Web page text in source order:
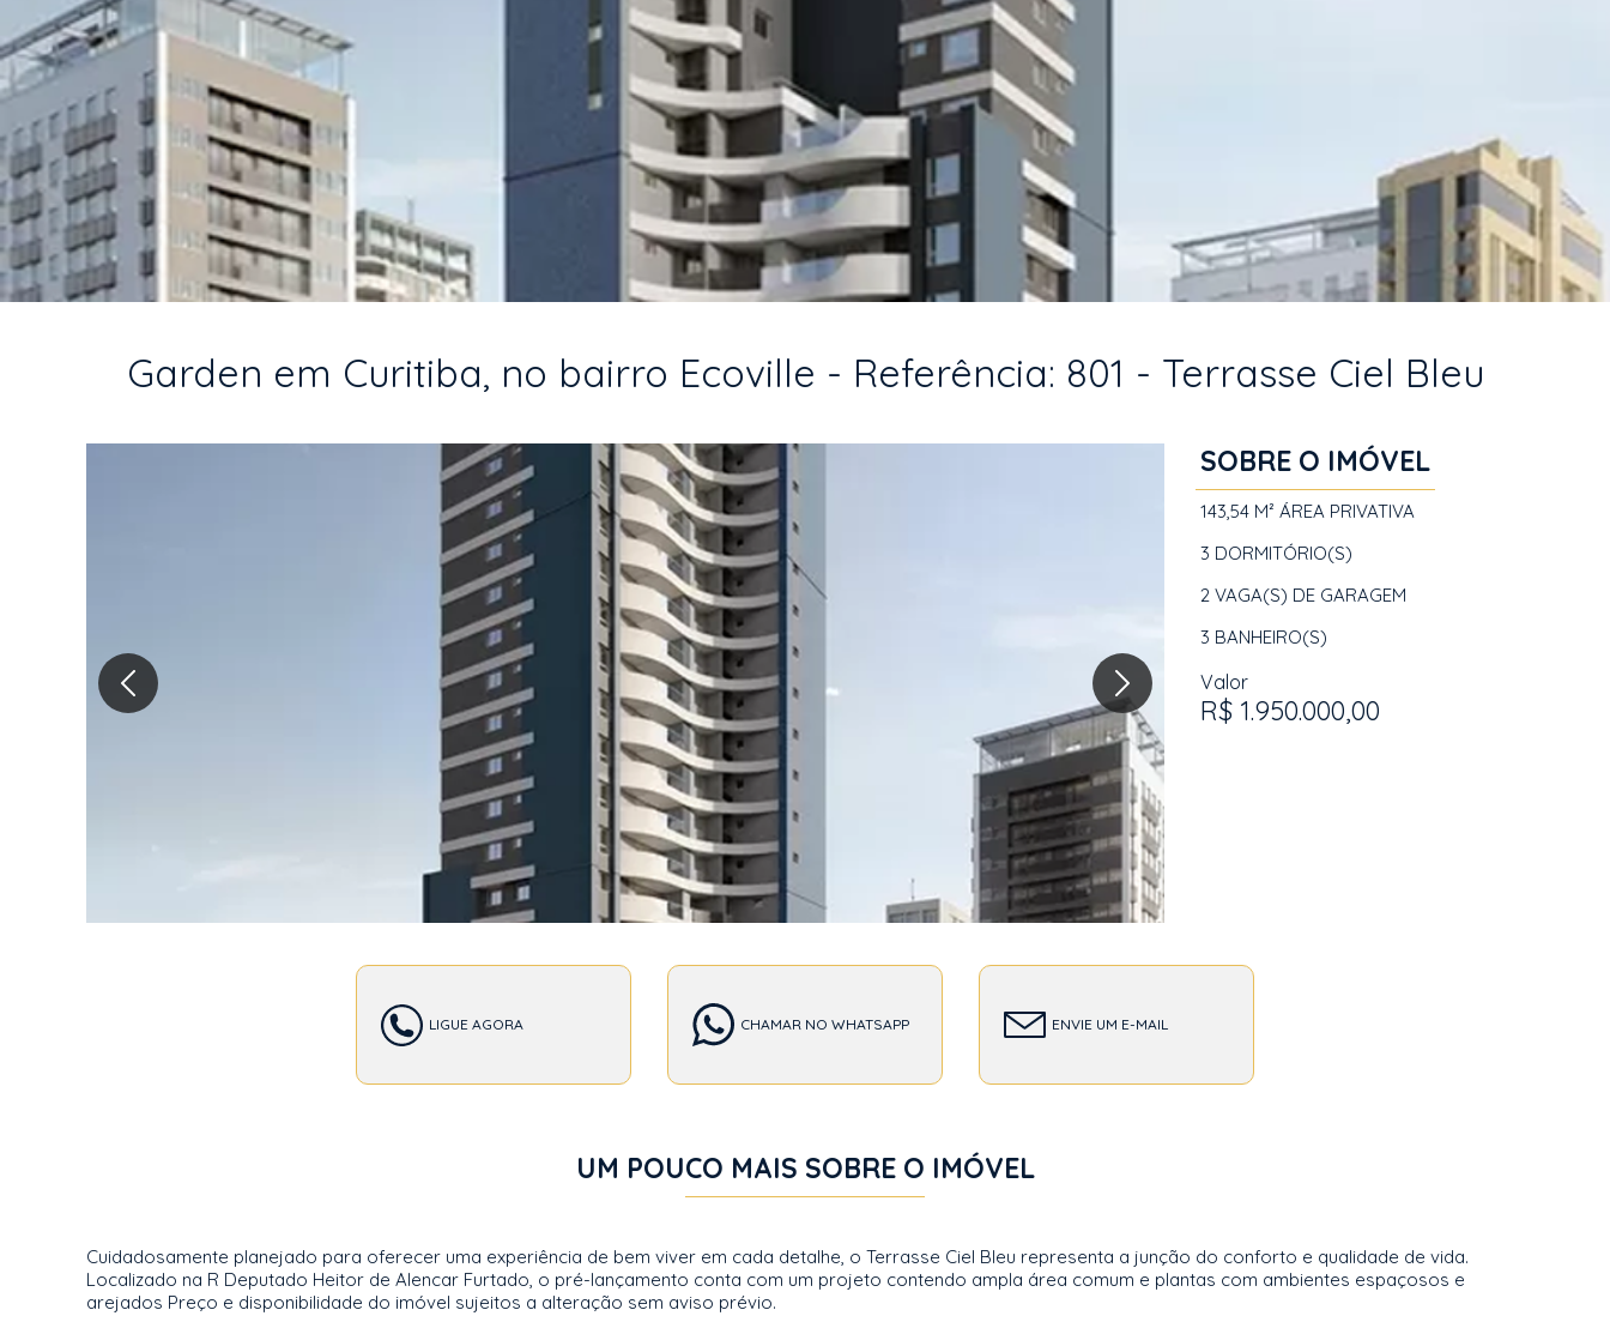
Garden em Curitiba, no bairro Ecoville - Referência: 801 - Terrasse Ciel Bleu
NEXT
SOBRE O IMÓVEL
143,54 M² ÁREA PRIVATIVA
3 DORMITÓRIO(S)
2 VAGA(S) DE GARAGEM
3 BANHEIRO(S)
Valor
R$ 1.950.000,00
LIGUE AGORA CHAMAR NO WHATSAPP ENVIE UM E-MAIL
UM POUCO MAIS SOBRE O IMÓVEL
Cuidadosamente planejado para oferecer uma experiência de bem viver em cada detalhe, o Terrasse Ciel Bleu representa a junção do conforto e qualidade de vida.
Localizado na R Deputado Heitor de Alencar Furtado, o pré-lançamento conta com um projeto contendo ampla área comum e plantas com ambientes espaçosos e
arejados Preço e disponibilidade do imóvel sujeitos a alteração sem aviso prévio.